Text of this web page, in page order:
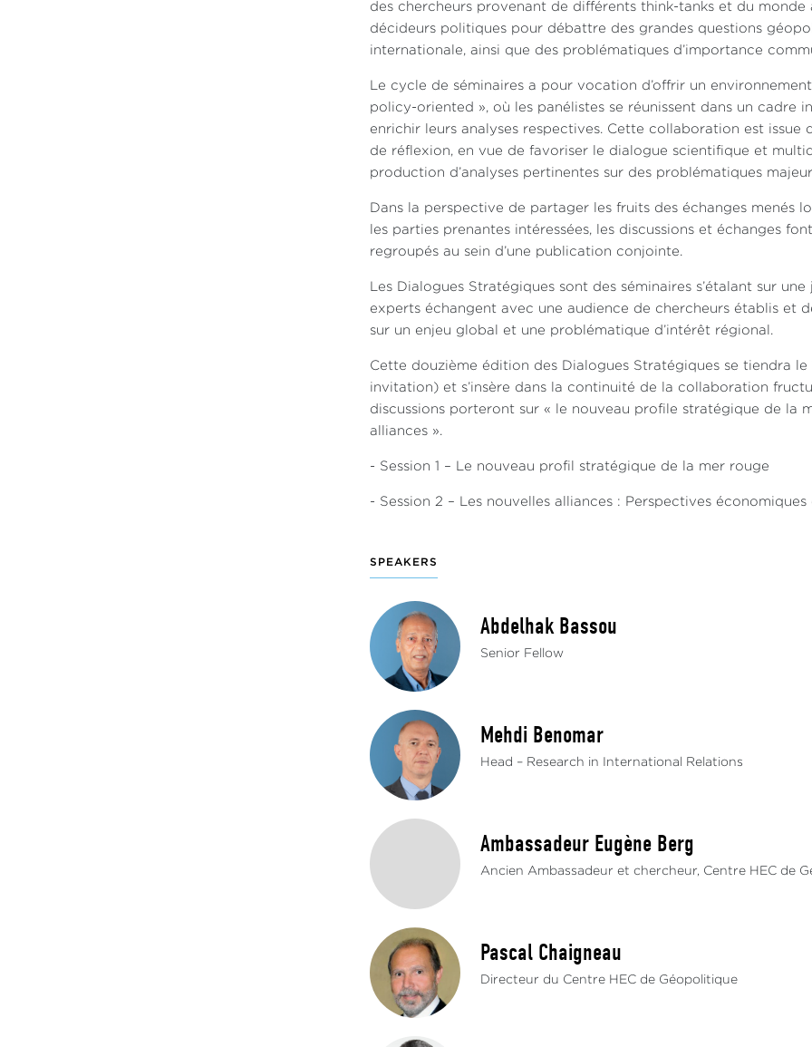
des chercheurs provenant de différents think-tanks et du monde
décideurs politiques pour débattre des grandes questions
internationale, ainsi que des problématiques d’importance
Le cycle de séminaires a pour vocation d’offrir un
policy-oriented », où les panélistes se réunissent dans un
enrichir leurs analyses respectives. Cette collaboration est
de réflexion, en vue de favoriser le dialogue scientifique et
production d’analyses pertinentes sur des problématiques
Dans la perspective de partager les fruits des échanges menés
les parties prenantes intéressées, les discussions et échanges
regroupés au sein d’une publication conjointe.
Les Dialogues Stratégiques sont des séminaires s’étalant sur
experts échangent avec une audience de chercheurs établis et
sur un enjeu global et une problématique d’intérêt régional.
Cette douzième édition des Dialogues Stratégiques se tiendra le
invitation) et s’insère dans la continuité de la collaboration
discussions porteront sur « le nouveau profile stratégique de la
alliances ».
- Session 1 – Le nouveau profil stratégique de la mer rouge
- Session 2 – Les nouvelles alliances : Perspectives
SPEAKERS
Abdelhak Bassou
Senior Fellow
Mehdi Benomar
Head – Research in International Relations
Ambassadeur Eugène Berg
Ancien Ambassadeur et chercheur, Centre HEC de
Pascal Chaigneau
Directeur du Centre HEC de Géopolitique